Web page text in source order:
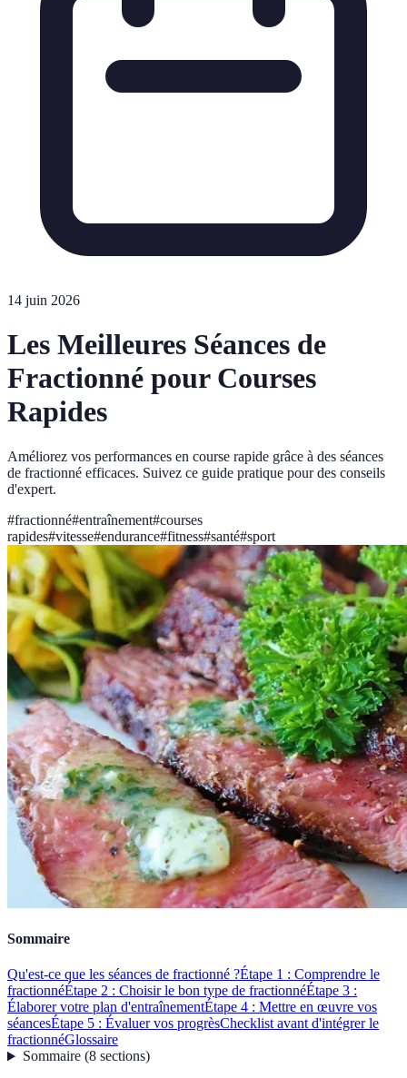
14 juin 2026
Les Meilleures Séances de
Fractionné pour Courses
Rapides
Améliorez vos performances en course rapide grâce à des séances
de fractionné efficaces. Suivez ce guide pratique pour des conseils
d'expert.
#fractionné#entraînement#courses
rapides#vitesse#endurance#fitness#santé#sport
Sommaire
Qu'est-ce que les séances de fractionné ?Étape 1 : Comprendre le
fractionnéÉtape 2 : Choisir le bon type de fractionnéÉtape 3 :
Élaborer votre plan d'entraînementÉtape 4 : Mettre en œuvre vos
séancesÉtape 5 : Évaluer vos progrèsChecklist avant d'intégrer le
fractionnéGlossaire
Sommaire(8 sections)